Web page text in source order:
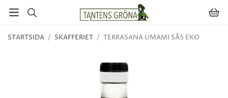
STARTSIDA / SKAFFERIET / TERRASANA UMAMI SÅS EKO